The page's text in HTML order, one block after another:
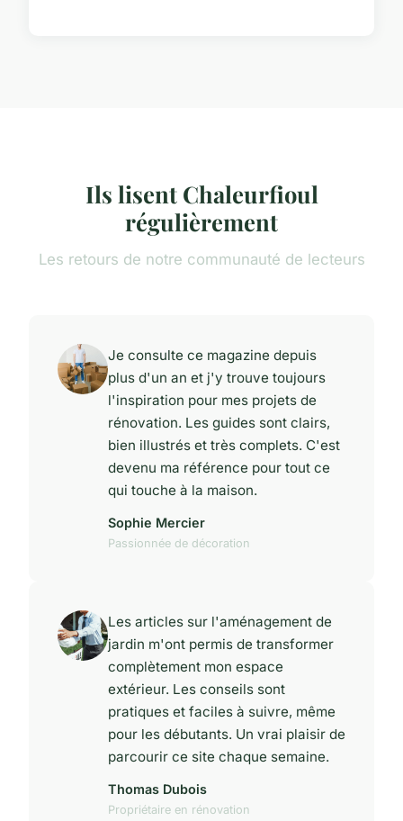
Ils lisent Chaleurfioul
régulièrement
Les retours de notre communauté de lecteurs
Je consulte ce magazine depuis
plus d'un an et j'y trouve toujours
l'inspiration pour mes projets de
rénovation. Les guides sont clairs,
bien illustrés et très complets. C'est
devenu ma référence pour tout ce
qui touche à la maison.
Sophie Mercier
Passionnée de décoration
Les articles sur l'aménagement de
jardin m'ont permis de transformer
complètement mon espace
extérieur. Les conseils sont
pratiques et faciles à suivre, même
pour les débutants. Un vrai plaisir de
parcourir ce site chaque semaine.
Thomas Dubois
Propriétaire en rénovation